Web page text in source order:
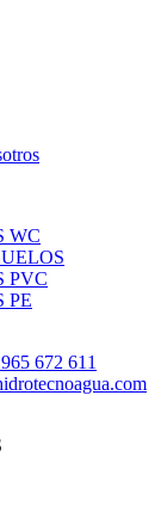
WC
PVC
PE
672 611